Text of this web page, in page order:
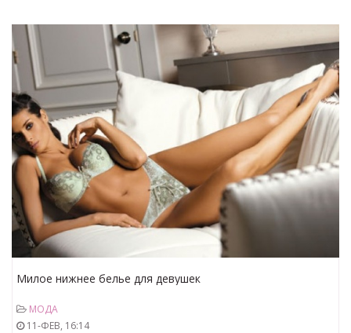
Милое нижнее белье для девушек
МОДА
11-ФЕВ, 16:14